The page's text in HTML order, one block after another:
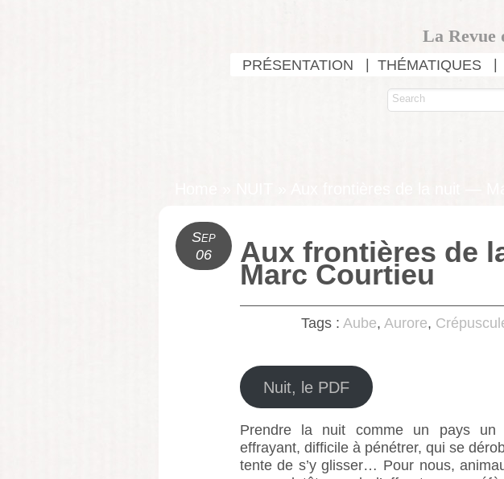
La Revue
PRÉSENTATION THÉMATIQUES
Sep
06
Aux frontières de
Marc Courtieu
Tags : Aube, Aurore,
Nuit, le PDF
Prendre la nuit comme un pays un
effrayant, difficile à pénétrer, qui se
tente de s’y glisser… Pour nous,